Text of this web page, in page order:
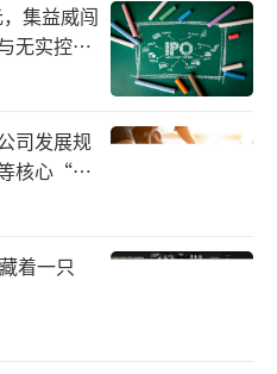
中国带状疱疹行业的市
计至2035年，中国带
规模将达到约125.6亿
间复合年增长率约为1
，2026年，我国中老
亿元，预计到2035
集益威闯
无实控人
司发展规
核心“痛
着一只